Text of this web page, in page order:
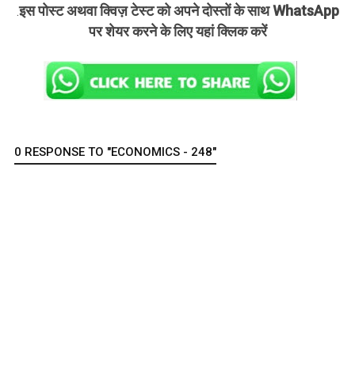
.इस पोस्ट अथवा क्विज़ टेस्ट को अपने दोस्तों के साथ WhatsApp
पर शेयर करने के लिए यहां क्लिक करें
0 RESPONSE TO "ECONOMICS - 248"